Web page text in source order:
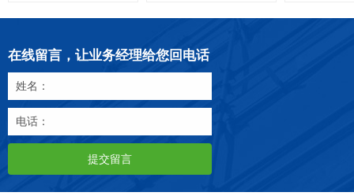
在线留言，让业务经理给您回电话
姓名：
电话：
提交留言